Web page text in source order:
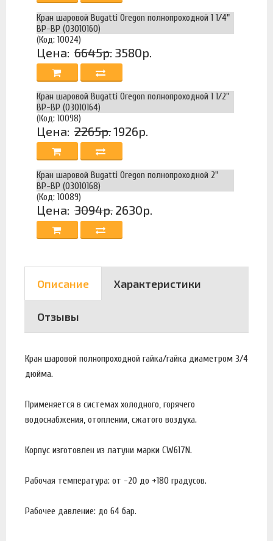
Кран шаровой Bugatti Oregon полнопроходной 1 1/4"
ВР-ВР (03010160)
(Код: 10024)
Цена: 6645р. 3580р.
Кран шаровой Bugatti Oregon полнопроходной 1 1/2"
ВР-ВР (03010164)
(Код: 10098)
Цена: 2265р.1926р.
Кран шаровой Bugatti Oregon полнопроходной 2"
ВР-ВР (03010168)
(Код: 10089)
Цена: 3094р. 2630р.
Описание Характеристики
Отзывы
Кран шаровой полнопроходной гайка/гайка диаметром 3/4
дюйма.
Применяется в системах холодного, горячего
водоснабжения, отоплении, сжатого воздуха.
Корпус изготовлен из латуни марки CW617N.
Рабочая температура: от -20 до +180 градусов.
Рабочее давление: до 64 бар.